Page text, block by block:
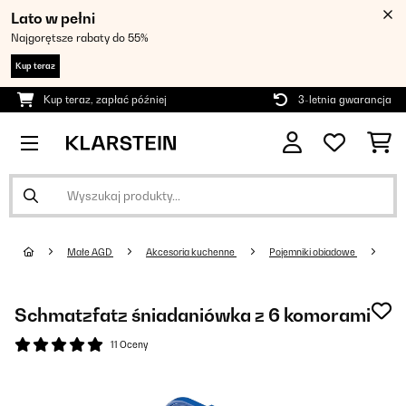
Lato w pełni
Najgorętsze rabaty do 55%
Kup teraz
Kup teraz, zapłać później 3-letnia gwarancja
Małe AGD Akcesoria kuchenne Pojemniki obiadowe
Schmatzfatz śniadaniówka z 6 komorami
11 Oceny